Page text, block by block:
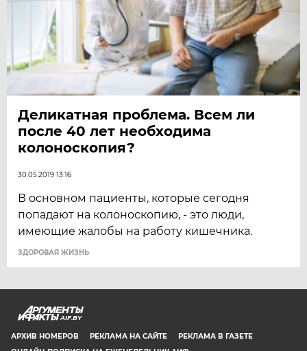
Деликатная проблема. Всем ли
после 40 лет необходима
колоноскопия?
30.05.2019 13:16
В основном пациенты, которые сегодня
попадают на колоноскопию, - это люди,
имеющие жалобы на работу кишечника.
ЗДОРОВАЯ ЖИЗНЬ
AIF.BY
АРХИВ НОМЕРОВ РЕКЛАМА НА САЙТЕ
РЕКЛАМА В ГАЗЕТЕ